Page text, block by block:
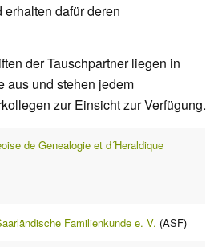
erhalten dafür deren
der Tauschpartner liegen in
aus und stehen jedem
zur Einsicht zur Verfügung.
de Genealogie et d´Heraldique
Familienkunde e. V. (ASF)